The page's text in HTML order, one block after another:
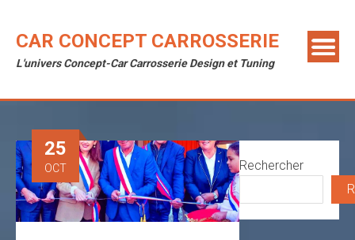
content
CAR CONCEPT CARROSSERIE
L'univers Concept-Car Carrosserie Design et Tuning
25
OCT
Rechercher